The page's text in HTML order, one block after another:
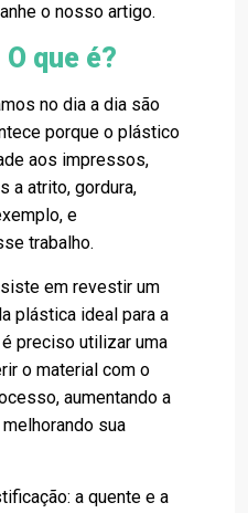
o nosso artigo.
que é?
no dia a dia são
porque o plástico
aos impressos,
a atrito, gordura,
e
trabalho.
em revestir um
plástica ideal para a
preciso utilizar uma
o material com o
aumentando a
sua
a quente e a